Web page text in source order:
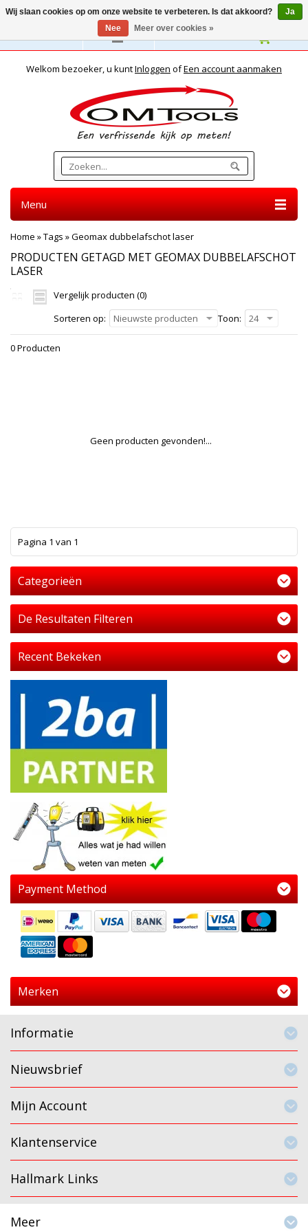
Nederlands
Welkom bezoeker, u kuntInloggen ofEen account aanmaken
Menu
Home »Tags »Geomax dubbelafschot laser
PRODUCTEN GETAGD MET GEOMAX DUBBELAFSCHOT
LASER
Vergelijk producten (0)
Sorteren op:
Nieuwste producten Toon: 24
0 Producten
Geen producten gevonden!...
Pagina 1 van 1
Categorieën
De Resultaten Filteren
Recent Bekeken
Payment Method
Merken
Informatie
Nieuwsbrief
Mijn Account
Klantenservice
Hallmark Links
Meer
Wij slaan cookies op om onze website te verbeteren. Is dat akkoord?
Ja
Nee
Meer over cookies »